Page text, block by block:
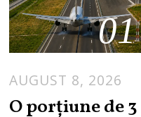
01
AUGUST 8, 2026
U
O porțiune de 3